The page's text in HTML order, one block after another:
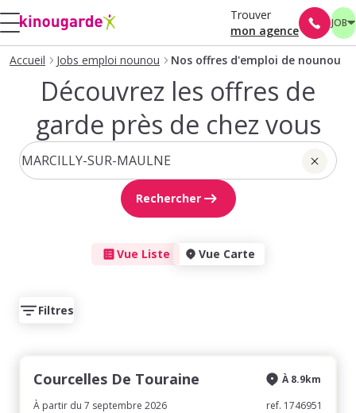
Trouver
mon agence
JOB
Accueil Jobs emploi nounou Nos offres d'emploi de nounou
Découvrez les offres de
garde près de chez vous
Rechercher
Vue Liste Vue Carte
Filtres
Courcelles De Touraine
À partir du 7 septembre 2026
À 8.9km
ref. 1746951